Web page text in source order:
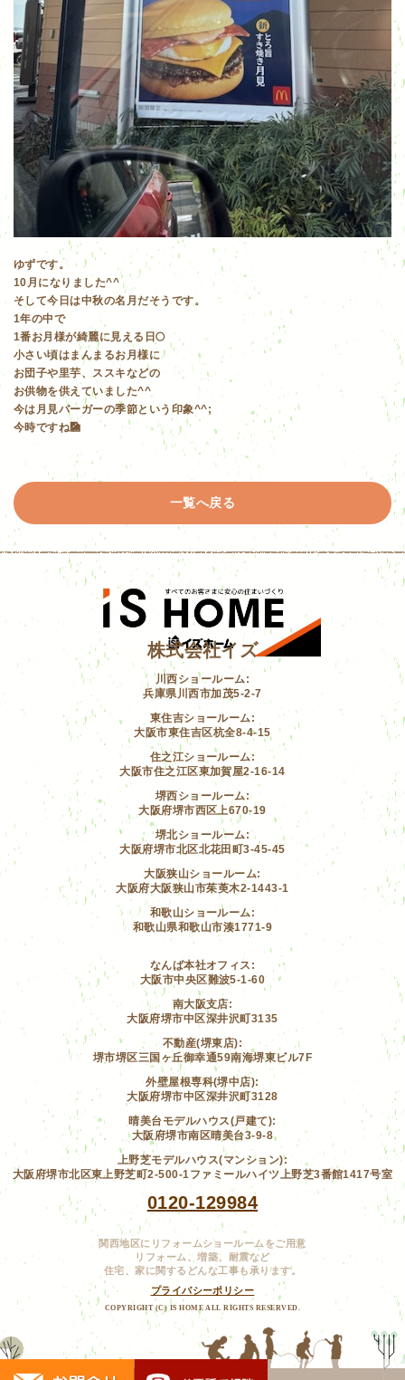
ゆずです。
10月になりました^^
そして今日は中秋の名月だそうです。
1年の中で
1番お月様が綺麗に見える日🌕
小さい頃はまんまるお月様に
お団子や里芋、ススキなどの
お供物を供えていました^^
今は月見バーガーの季節という印象^^;
今時ですね🎑
一覧へ戻る
株式会社イズ
川西ショールーム:
兵庫県川西市加茂5-2-7
東住吉ショールーム:
大阪市東住吉区杭全8-4-15
住之江ショールーム:
大阪市住之江区東加賀屋2-16-14
堺西ショールーム:
大阪府堺市西区上670-19
堺北ショールーム:
大阪府堺市北区北花田町3-45-45
大阪狭山ショールーム:
大阪府大阪狭山市茱萸木2-1443-1
和歌山ショールーム:
和歌山県和歌山市湊1771-9
なんば本社オフィス:
大阪市中央区難波5-1-60
南大阪支店:
大阪府堺市中区深井沢町3135
不動産(堺東店):
堺市堺区三国ヶ丘御幸通59南海堺東ビル7F
外壁屋根専科(堺中店):
大阪府堺市中区深井沢町3128
晴美台モデルハウス(戸建て):
大阪府堺市南区晴美台3-9-8
上野芝モデルハウス(マンション):
大阪府堺市北区東上野芝町2-500-1ファミールハイツ上野芝3番館1417号室
0120-129984
関西地区にリフォームショールームをご用意
リフォーム、増築、耐震など
住宅、家に関するどんな工事も承ります。
プライバシーポリシー
COPYRIGHT (C) IS HOME ALL RIGHTS RESERVED.